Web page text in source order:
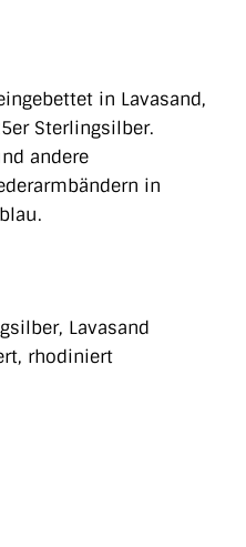
in Lavasand,
Sterlingsilber.
andere
in
Lavasand
rhodiniert